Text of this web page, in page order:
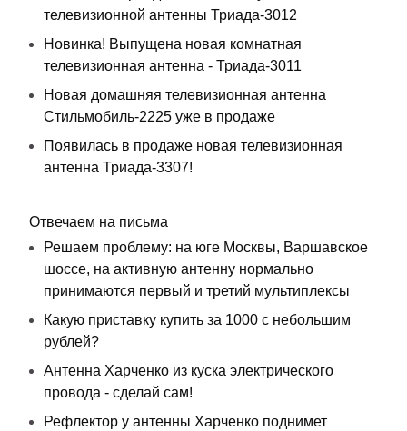
телевизионной антенны Триада-3012
Новинка! Выпущена новая комнатная
телевизионная антенна - Триада-3011
Новая домашняя телевизионная антенна
Стильмобиль-2225 уже в продаже
Появилась в продаже новая телевизионная
антенна Триада-3307!
Отвечаем на письма
Решаем проблему: на юге Москвы, Варшавское
шоссе, на активную антенну нормально
принимаются первый и третий мультиплексы
Какую приставку купить за 1000 с небольшим
рублей?
Антенна Харченко из куска электрического
провода - сделай сам!
Рефлектор у антенны Харченко поднимет